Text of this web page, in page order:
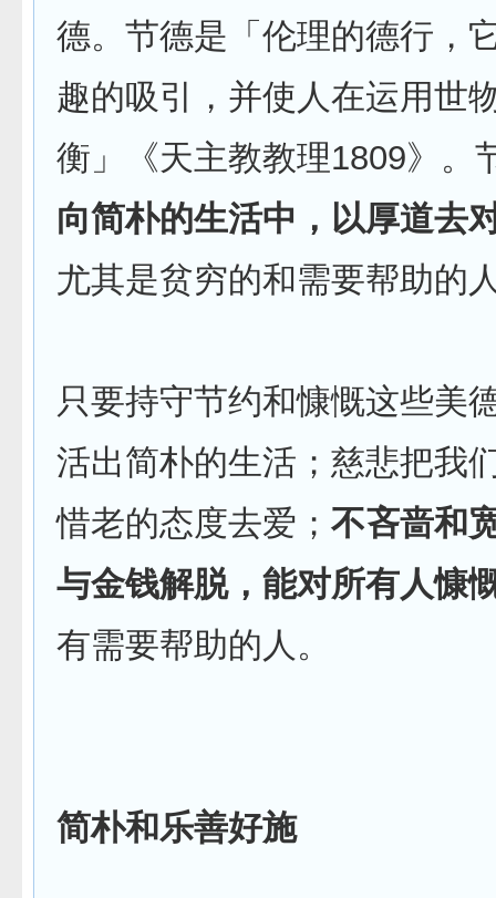
德。节德是「伦理的德行，
趣的吸引，并使人在运用世
衡」《天主教教理1809》。
向简朴的生活中，以厚道去
尤其是贫穷的和需要帮助的
只要持守节约和慷慨这些美
活出简朴的生活；慈悲把我
惜老的态度去爱； 不吝啬和
与金钱解脱，能对所有人慷
有需要帮助的人。
简朴和乐善好施